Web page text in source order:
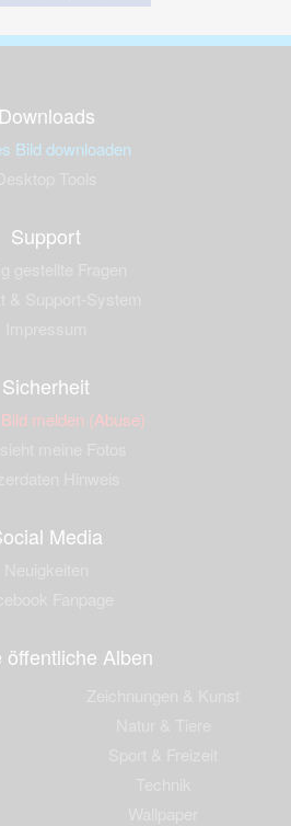
Downloads
Bild downloaden
Support
Sicherheit
melden (Abuse)
Media
öffentliche Alben